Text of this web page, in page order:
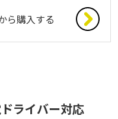
ら購入する
ライバー対応